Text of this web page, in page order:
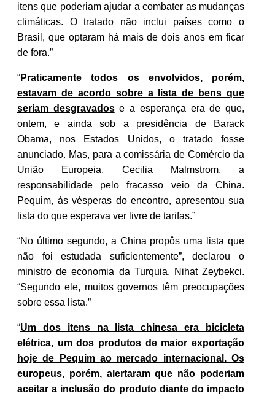
itens que poderiam ajudar a combater as mudanças
climáticas. O tratado não inclui países como o
Brasil, que optaram há mais de dois anos em ficar
de fora.”
“Praticamente todos os envolvidos, porém,
estavam de acordo sobre a lista de bens que
seriam desgravadose a esperança era de que,
ontem, e ainda sob a presidência de Barack
Obama, nos Estados Unidos, o tratado fosse
anunciado. Mas, para a comissária de Comércio da
União Europeia, Cecilia Malmstrom, a
responsabilidade pelo fracasso veio da China.
Pequim, às vésperas do encontro, apresentou sua
lista do que esperava ver livre de tarifas.”
“No último segundo, a China propôs uma lista que
não foi estudada suficientemente”, declarou o
ministro de economia da Turquia, Nihat Zeybekci.
“Segundo ele, muitos governos têm preocupações
sobre essa lista.”
“Um dos itens na lista chinesa era bicicleta
elétrica, um dos produtos de maior exportação
hoje de Pequim ao mercado internacional. Os
europeus, porém, alertaram que não poderiam
aceitar a inclusão do produto diante do impacto